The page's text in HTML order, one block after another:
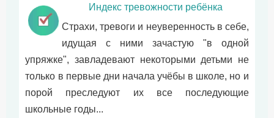
Индекс тревожности ребёнка
Страхи, тревоги и неуверенность в себе,
идущая с ними зачастую "в одной
упряжке", завладевают некоторыми детьми не
только в первые дни начала учёбы в школе, но и
порой преследуют их все последующие
школьные годы...